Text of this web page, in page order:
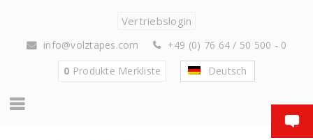
Vertriebslogin
info@volztapes.com
+49 (0) 76 64 / 50 500 - 0
0 Produkte Merkliste Deutsch